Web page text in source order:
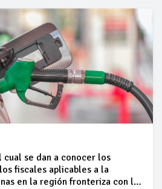
cual se dan a conocer los
fiscales aplicables a la
en la región fronteriza con los